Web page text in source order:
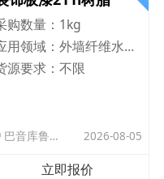
购数量： 1kg
用领域：
外墙纤维水泥板
源要求：不限
巴音库鲁提镇,托帕口岸六号库房 2026-08-05
立即报价